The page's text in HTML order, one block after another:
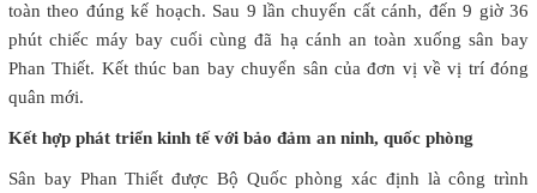
toàn theo đúng kế hoạch. Sau 9 lần chuyến cất cánh, đến 9 giờ 36
phút chiếc máy bay cuối cùng đã hạ cánh an toàn xuống sân bay
Phan Thiết. Kết thúc ban bay chuyển sân của đơn vị về vị trí đóng
quân mới.
Kết hợp phát triển kinh tế với bảo đảm an ninh, quốc phòng
Sân bay Phan Thiết được Bộ Quốc phòng xác định là công trình